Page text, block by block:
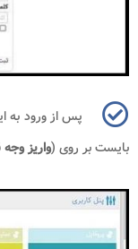
پس از ورود به
بایست بر روی (واریز وجه